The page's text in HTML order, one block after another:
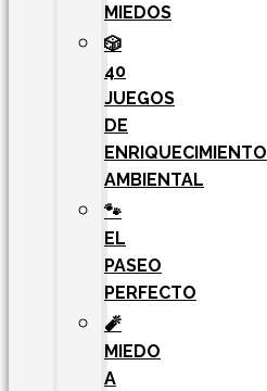
MIEDOS
🎲
40
JUEGOS
DE
ENRIQUECIMIENTO
AMBIENTAL
🐾
EL
PASEO
PERFECTO
🧨
MIEDO
A